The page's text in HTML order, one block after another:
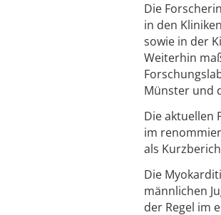
Die
in den
sowie in der
Weiterhin
Münster und
Die aktuellen
im
als
Die
männlichen
der Regel im